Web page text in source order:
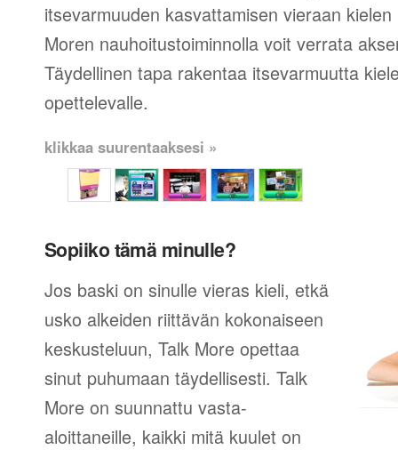
itsevarmuuden kasvattamisen vieraan
Moren nauhoitustoiminnolla voit verrata
Täydellinen tapa rakentaa itsevarmuutta
opettelevalle.
klikkaa suurentaaksesi »
Sopiiko tämä minulle?
Jos baski on sinulle vieras kieli, etkä
usko alkeiden riittävän kokonaiseen
keskusteluun, Talk More opettaa
sinut puhumaan täydellisesti. Talk
More on suunnattu vasta-
aloittaneille, kaikki mitä kuulet on